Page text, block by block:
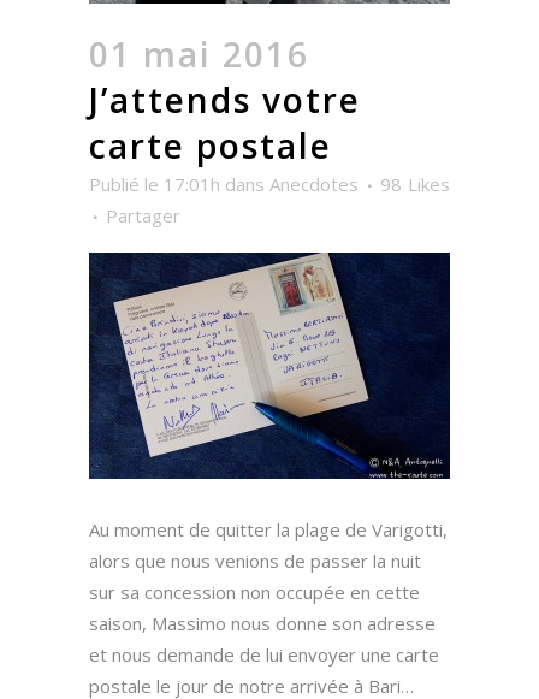
01 mai 2016
J’attends votre
carte postale
Publié le 17:01h dans Anecdotes 98 Likes
Partager
Au moment de quitter la plage de Varigotti,
alors que nous venions de passer la nuit
sur sa concession non occupée en cette
saison, Massimo nous donne son adresse
et nous demande de lui envoyer une carte
postale le jour de notre arrivée à Bari…